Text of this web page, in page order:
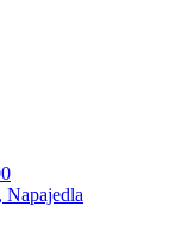
Napajedla